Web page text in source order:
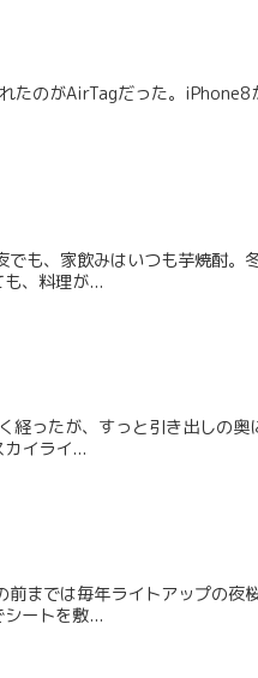
たのがAirTagだった。iPhone8
も、家飲みはいつも芋焼酎。
、料理が...
ったが、すっと引き出しの奥
イライ...
までは毎年ライトアップの夜
ートを敷...